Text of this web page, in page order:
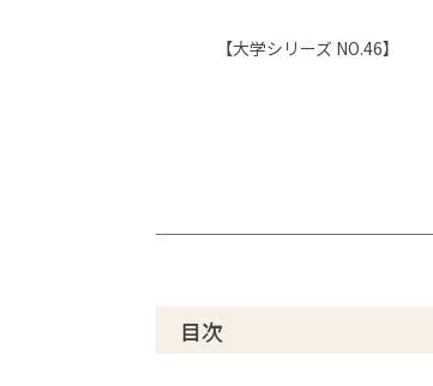
【大学シリーズ NO.46】
目次